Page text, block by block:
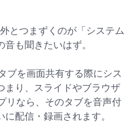
とつまずくのが「システム
も聞きたいはず。
ブを画面共有する際にシス
まり、スライドやブラウザ
リなら、そのタブを音声付
配信・録画されます。